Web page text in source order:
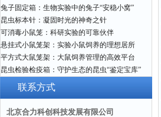
兔子固定箱：生物实验中的兔子“安稳小窝”
昆虫标本针：凝固时光的神奇之针
可消毒小鼠笼：科研实验的可靠伙伴
悬挂式小鼠笼架：实验小鼠饲养的理想居所
平方式大鼠笼架：大鼠饲养管理的高效平台
昆虫检验检疫箱：守护生态的昆虫“鉴定宝库”
联系方式
北京合力科创科技发展有限公司